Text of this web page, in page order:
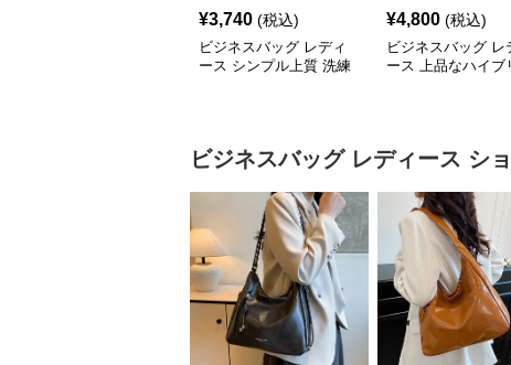
¥3,740 (税込)
ビジネスバッグ レディ
ース シンプル上質 洗練
¥4,800 (税込)
ビジネスバッグ レ
ース 上品なハイブ
ビジネスバッグ レディース シ